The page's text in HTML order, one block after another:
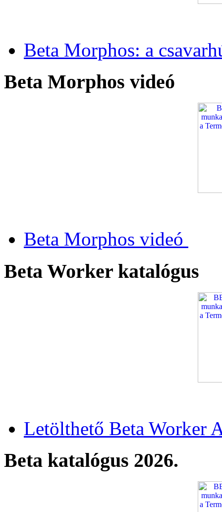
Beta Morphos: a
Beta Morphos videó
Beta Morphos videó
Beta Worker katalógus
Letölthető Beta Worker
Beta katalógus 2026.